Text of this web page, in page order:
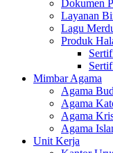
Dokumen
Layanan
Lagu
Produk
Mimbar Agama
Agama
Agama
Agama
Agama
Unit Kerja